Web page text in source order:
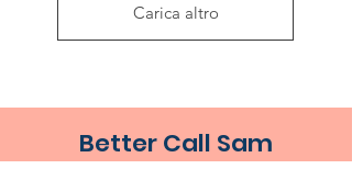
Carica altro
Better Call Sam